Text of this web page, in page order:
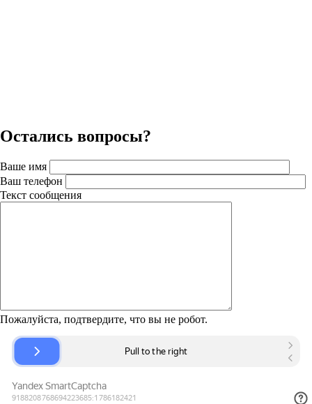
Остались вопросы?
Ваше имя
Ваш телефон
Текст сообщения
Пожалуйста, подтвердите, что вы не робот.